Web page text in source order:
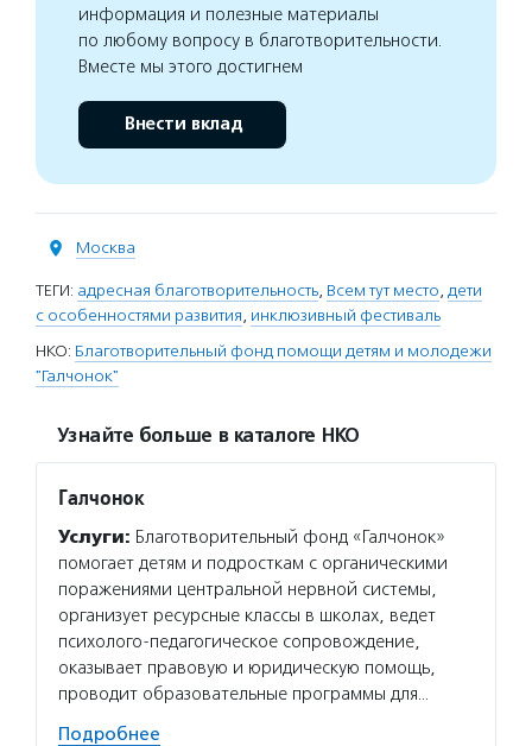
информация и полезные материалы
по любому вопросу в благотворительности.
Вместе мы этого достигнем
Внести вклад
Москва
ТЕГИ: адресная благотворительность, Всем тут место, дети
с особенностями развития, инклюзивный фестиваль
НКО: Благотворительный фонд помощи детям и молодежи
"Галчонок"
Узнайте больше в каталоге НКО
Галчонок
Услуги: Благотворительный фонд «Галчонок»
помогает детям и подросткам с органическими
поражениями центральной нервной системы,
организует ресурсные классы в школах, ведет
психолого-педагогическое сопровождение,
оказывает правовую и юридическую помощь,
проводит образовательные программы для…
Подробнее